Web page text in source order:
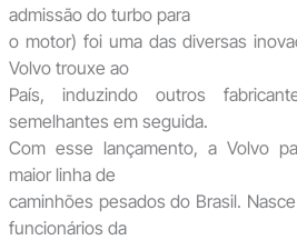
admissão do turbo para
o motor) foi uma das diversas
Volvo trouxe ao
País, induzindo outros
semelhantes em seguida.
Com esse lançamento, a Volvo
maior linha de
caminhões pesados do Brasil.
funcionários da